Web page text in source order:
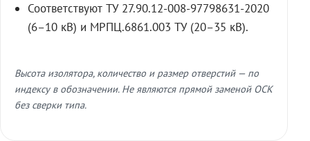
Соответствуют ТУ 27.90.12-008-97798631-2020
(6–10 кВ) и МРПЦ.6861.003 ТУ (20–35 кВ).
Высота изолятора, количество и размер отверстий — по
индексу в обозначении. Не являются прямой заменой ОСК
без сверки типа.